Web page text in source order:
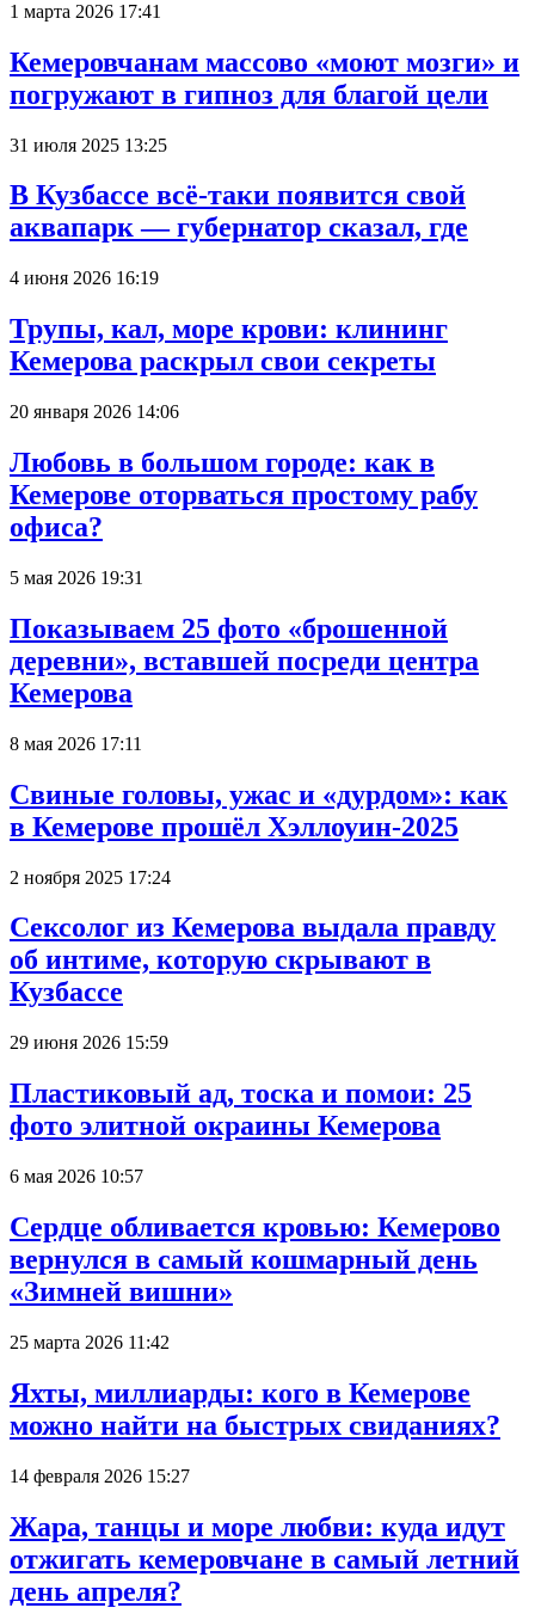
1 марта 2026 17:41
Кемеровчанам массово «моют мозги» и
погружают в гипноз для благой цели
31 июля 2025 13:25
В Кузбассе всё-таки появится свой
аквапарк — губернатор сказал, где
4 июня 2026 16:19
Трупы, кал, море крови: клининг
Кемерова раскрыл свои секреты
20 января 2026 14:06
Любовь в большом городе: как в
Кемерове оторваться простому рабу
офиса?
5 мая 2026 19:31
Показываем 25 фото «брошенной
деревни», вставшей посреди центра
Кемерова
8 мая 2026 17:11
Свиные головы, ужас и «дурдом»: как
в Кемерове прошёл Хэллоуин-2025
2 ноября 2025 17:24
Сексолог из Кемерова выдала правду
об интиме, которую скрывают в
Кузбассе
29 июня 2026 15:59
Пластиковый ад, тоска и помои: 25
фото элитной окраины Кемерова
6 мая 2026 10:57
Сердце обливается кровью: Кемерово
вернулся в самый кошмарный день
«Зимней вишни»
25 марта 2026 11:42
Яхты, миллиарды: кого в Кемерове
можно найти на быстрых свиданиях?
14 февраля 2026 15:27
Жара, танцы и море любви: куда идут
отжигать кемеровчане в самый летний
день апреля?